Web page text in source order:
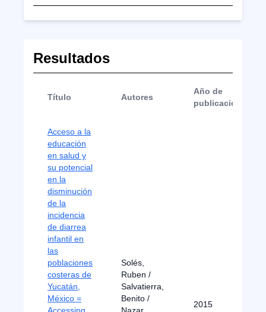
Resultados
Título Autores
Año de
publicación
Acceso a la
educación
en salud y
su potencial
en la
disminución
de la
incidencia
de diarrea
infantil en
las
poblaciones
costeras de
Yucatán,
México =
Solés,
Ruben /
Salvatierra,
Benito /
2015